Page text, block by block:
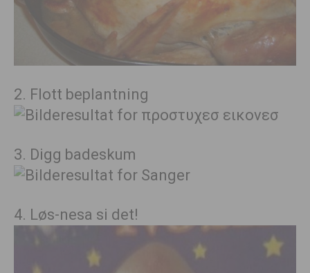
2. Flott beplantning
3. Digg badeskum
4. Løs-nesa si det!